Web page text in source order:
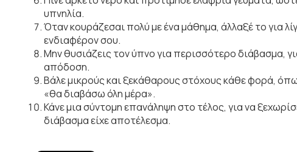
υπνηλία.
Όταν κουράζεσαι πολύ με ένα μάθημα, άλλαξέ το για
ενδιαφέρον σου.
Μην θυσιάζεις τον ύπνο για περισσότερο διάβασμα,
απόδοση.
Βάλε μικρούς και ξεκάθαρους στόχους κάθε φορά,
«θα διαβάσω όλη μέρα».
Κάνε μια σύντομη επανάληψη στο τέλος, για να
διάβασμα είχε αποτέλεσμα.